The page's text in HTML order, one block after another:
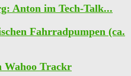
Anton im Tech-Talk...
Fahrradpumpen (ca.
Wahoo Trackr